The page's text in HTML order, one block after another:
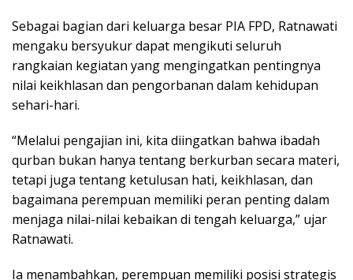
Sebagai bagian dari keluarga besar PIA FPD, Ratnawati
mengaku bersyukur dapat mengikuti seluruh
rangkaian kegiatan yang mengingatkan pentingnya
nilai keikhlasan dan pengorbanan dalam kehidupan
sehari-hari.
“Melalui pengajian ini, kita diingatkan bahwa ibadah
qurban bukan hanya tentang berkurban secara materi,
tetapi juga tentang ketulusan hati, keikhlasan, dan
bagaimana perempuan memiliki peran penting dalam
menjaga nilai-nilai kebaikan di tengah keluarga,” ujar
Ratnawati.
Ia menambahkan, perempuan memiliki posisi strategis